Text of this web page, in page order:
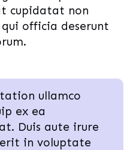
cupidatat non
officia deserunt
ullamco
ex ea
Duis aute irure
in voluptate